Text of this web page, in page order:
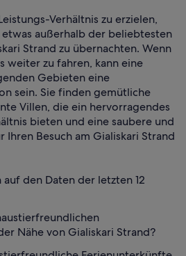
Verhältnis zu erzielen,
außerhalb der beliebtesten
Strand zu übernachten. Wenn
weiter zu fahren, kann eine
Gebieten eine
sein. Sie finden gemütliche
Villen, die ein hervorragendes
bieten und eine saubere und
Ihren Besuch am Gialiskari Strand
den Daten der letzten 12
Nähe von Gialiskari Strand?